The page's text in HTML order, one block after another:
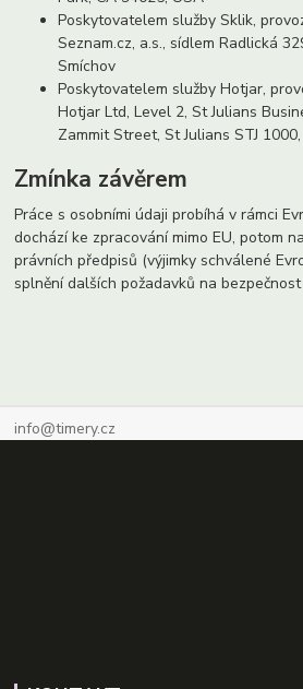
Poskytovatelem služby Sklik,
Seznam.cz, a.s., sídlem Radlická
Smíchov
Poskytovatelem služby Hotjar,
Hotjar Ltd, Level 2, St Julians
Zammit Street, St Julians STJ
Zmínka závěrem
Práce s osobními údaji probíhá v rámci
dochází ke zpracování mimo EU, potom
právních předpisů (výjimky schválené
splnění dalších požadavků na
info@timery.cz